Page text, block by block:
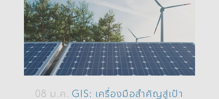
08 ม.ค. GIS: เครื่องมือสำคัญสู่เป้า